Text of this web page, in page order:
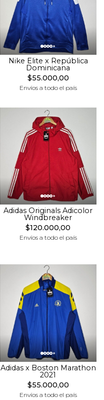
Nike Elite x República
Dominicana
$55.000,00
Envíos a todo el país
Adidas Originals Adicolor
Windbreaker
$120.000,00
Envíos a todo el país
Adidas x Boston Marathon
2021
$55.000,00
Envíos a todo el país